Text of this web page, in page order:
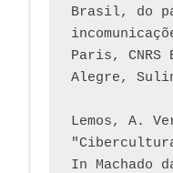
Brasil, do
Paris,
Lemos, A.
In